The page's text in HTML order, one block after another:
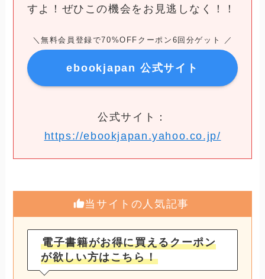
すよ！ぜひこの機会をお見逃しなく！！
＼無料会員登録で70%OFFクーポン6回分ゲット ／
ebookjapan 公式サイト
公式サイト：
https://ebookjapan.yahoo.co.jp/
当サイトの人気記事
電子書籍がお得に買えるクーポン
が欲しい方はこちら！